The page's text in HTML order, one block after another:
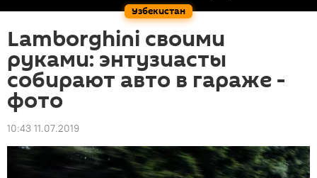
Узбекистан
Lamborghini своими
руками: энтузиасты
собирают авто в гараже -
фото
10:43 11.07.2019